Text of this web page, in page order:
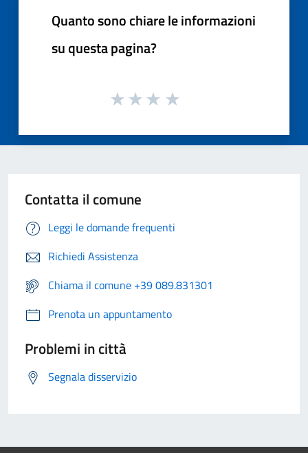
Quanto sono chiare le informazioni
su questa pagina?
Contatta il comune
Leggi le domande frequenti
Richiedi Assistenza
Chiama il comune +39 089.831301
Prenota un appuntamento
Problemi in città
Segnala disservizio